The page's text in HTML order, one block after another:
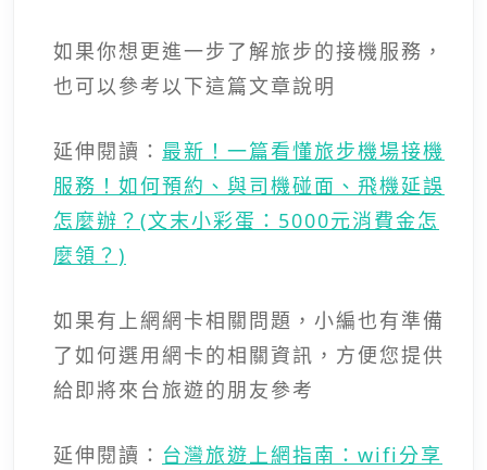
如果你想更進一步了解旅步的接機服務，
也可以參考以下這篇文章說明
延伸閱讀： 最新！一篇看懂旅步機場接機
服務！如何預約、與司機碰面、飛機延誤
怎麼辦？(文末小彩蛋：5000元消費金怎
麼領？)
如果有上網網卡相關問題，小編也有準備
了如何選用網卡的相關資訊，方便您提供
給即將來台旅遊的朋友參考
延伸閱讀： 台灣旅遊上網指南：wifi分享